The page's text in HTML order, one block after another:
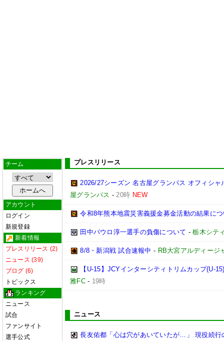
チーム
アカウント
ログイン
新規登録
新着情報
プレスリリース (2)
ニュース (39)
ブログ (6)
トピックス
ランキング
ニュース
試合
ファンサイト
選手公式
プレスリリース
2026/27シーズン 名古屋グランパス オフィシ
屋グランパス -20時 NEW
令和8年熊本地震災害義援金募金活動の結果に
田中パウロ淳一選手の負傷について -栃木シテ
8/8・新潟戦 試合速報中 - RB大宮アルディージ
【U-15】JCYインターシティトリムカップ(U-
雅FC- 19時
ニュース
長友佑都「心は穴があいていたが…」 現役続